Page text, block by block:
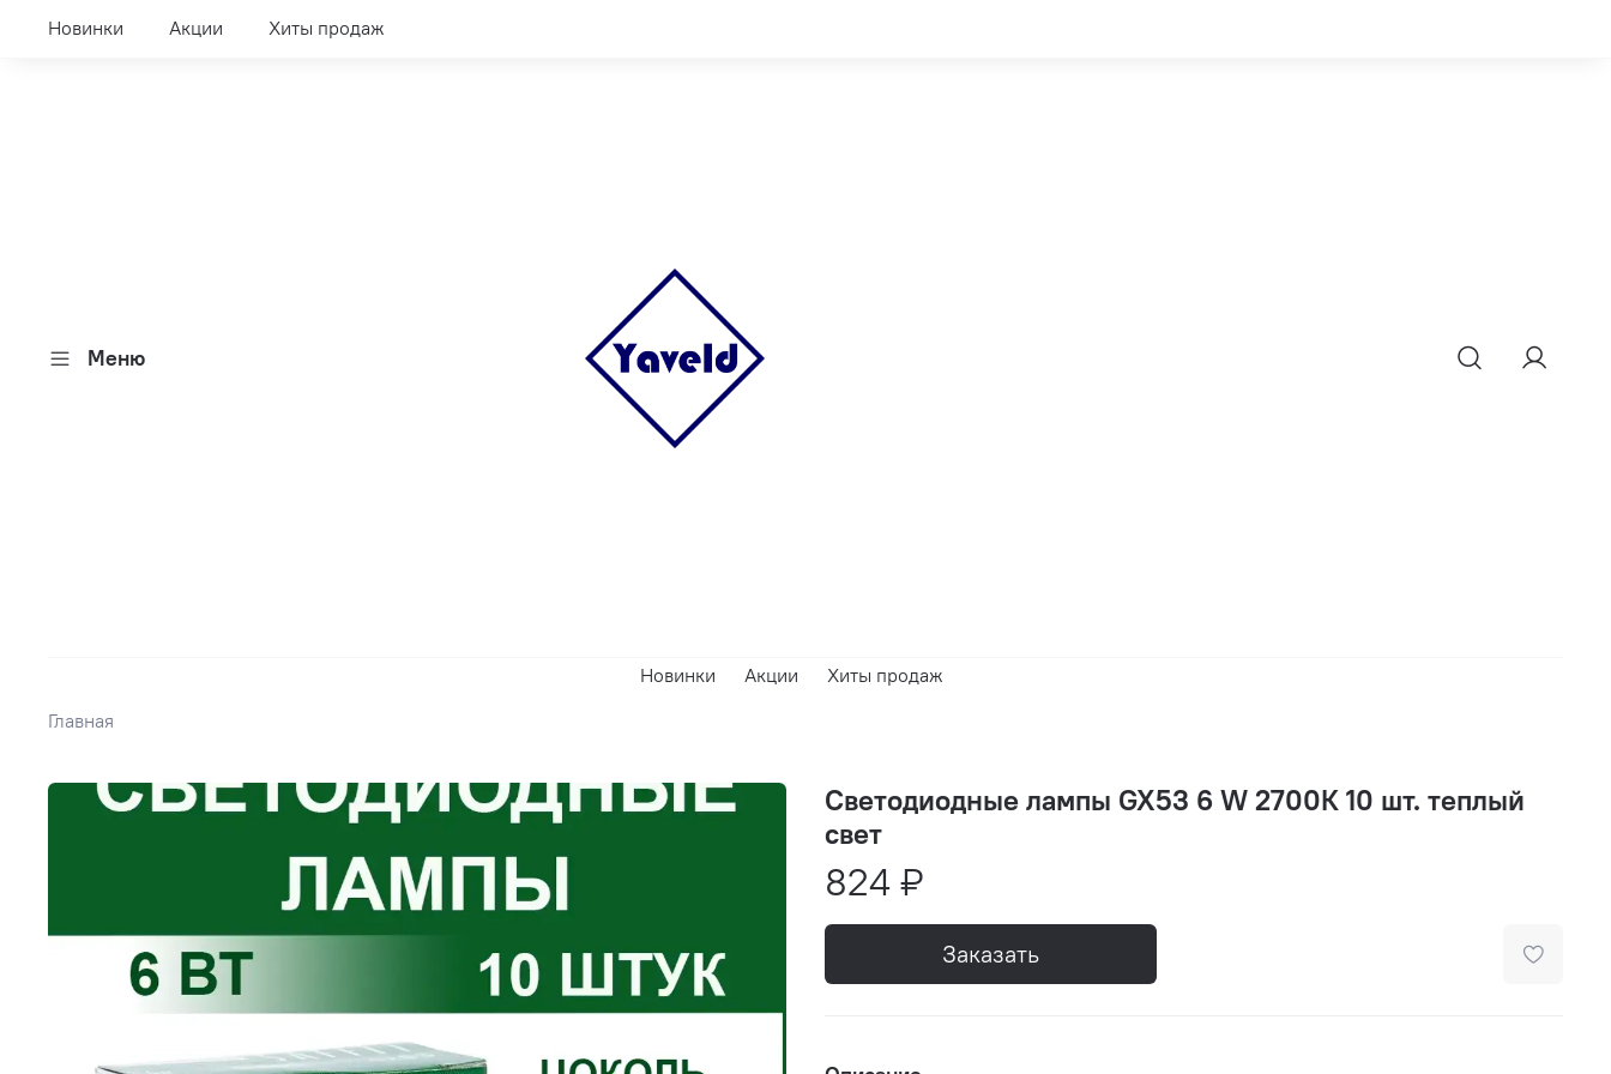
Новинки Акции Хиты продаж
Меню
Новинки Акции
Хиты продаж
Главная
Светодиодные лампы GX53 6 W 2700К 10 шт. теплый
свет
824 ₽
Заказать